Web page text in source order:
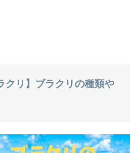
クリ】ブラクリの種類や